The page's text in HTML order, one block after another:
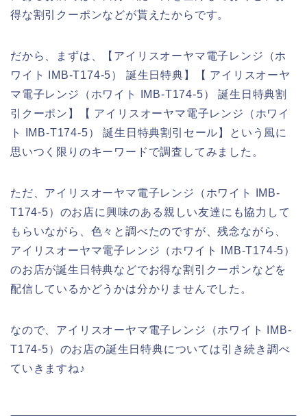
得な割引クーポンなどが貰えたからです。
だから、まずは、【アイリスオーヤマ電子レンジ（ホ
ワイト IMB-T174-5） 誕生日特典】【 アイリスオーヤ
マ電子レンジ（ホワイト IMB-T174-5） 誕生日特典割
引クーポン】【 アイリスオーヤマ電子レンジ（ホワイ
ト IMB-T174-5） 誕生日特典割引セール】という風に
思いつく限りのキーワードで調査してみました。
ただ、アイリスオーヤマ電子レンジ（ホワイト IMB-
T174-5）のお店に興味のある親しい友達にも協力して
もらいながら、色々と調べたのですが、残念ながら、
アイリスオーヤマ電子レンジ（ホワイト IMB-T174-5）
のお店が誕生日特典などでお得な割引クーポンなどを
配信しているかどうかは分かりませんでした。
なので、アイリスオーヤマ電子レンジ（ホワイト IMB-
T174-5）のお店の誕生日特典については引き続き調べ
ていきますね♪